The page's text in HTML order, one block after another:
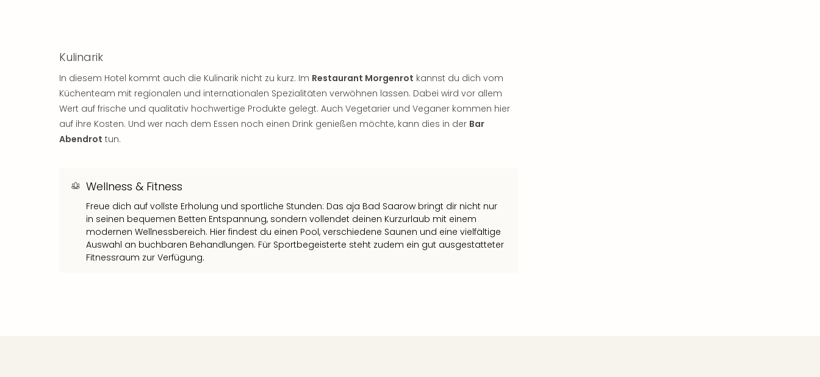
Kulinarik
In diesem Hotel kommt auch die Kulinarik nicht zu kurz. Im Restaurant Morgenrot kannst du dich vom
Küchenteam mit regionalen und internationalen Spezialitäten verwöhnen lassen. Dabei wird vor allem
Wert auf frische und qualitativ hochwertige Produkte gelegt. Auch Vegetarier und Veganer kommen hier
auf ihre Kosten. Und wer nach dem Essen noch einen Drink genießen möchte, kann dies in der Bar
Abendrot tun.
Wellness & Fitness
Freue dich auf vollste Erholung und sportliche Stunden: Das aja Bad Saarow bringt dir nicht nur
in seinen bequemen Betten Entspannung, sondern vollendet deinen Kurzurlaub mit einem
modernen Wellnessbereich. Hier findest du einen Pool, verschiedene Saunen und eine vielfältige
Auswahl an buchbaren Behandlungen. Für Sportbegeisterte steht zudem ein gut ausgestatteter
Fitnessraum zur Verfügung.